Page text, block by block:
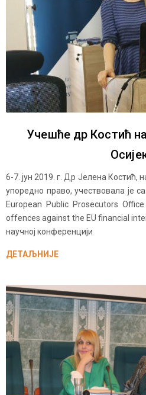
Учешће др Костић
6-7. јун 2019. г. Др Јелена Костић,
упоредно право, учествовала је
European Public Prosecutors
offences against the EU financial
научној конференцији
ДЕТАЉНИЈЕ